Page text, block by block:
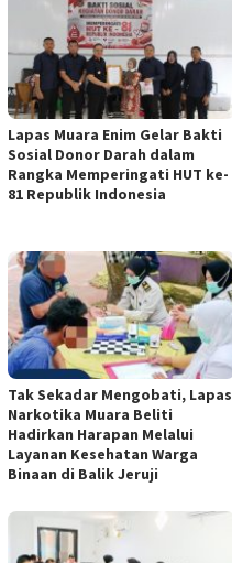
Lapas Muara Enim Gelar Bakti
Sosial Donor Darah dalam
Rangka Memperingati HUT ke-
81 Republik Indonesia
Tak Sekadar Mengobati, Lapas
Narkotika Muara Beliti
Hadirkan Harapan Melalui
Layanan Kesehatan Warga
Binaan di Balik Jeruji